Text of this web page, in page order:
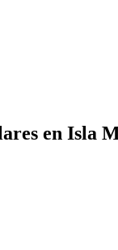
en Isla